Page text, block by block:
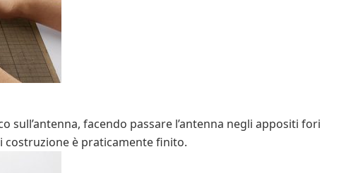
sull’antenna, facendo passare l’antenna negli appositi fori
costruzione è praticamente finito.